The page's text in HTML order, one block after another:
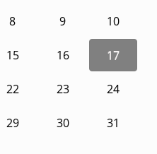
8 9 10
15 16 17
22 23 24
29 30 31